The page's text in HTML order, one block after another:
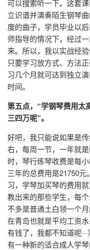
可以搜索听一下。这套
立识谱并演奏陌生钢琴
度的曲子，学员毕业以
师指导的情况下，经过
来。所以，我以实战经
只要学习放方式、方法
习几个月就可达到独立
时间。
第五点，“学钢琴费用太
三四万呢”。
好吧，我只能说如果是
右，每周一节，一年就
时，琴行练琴收费是每
三年的总费用是21750
习，学琴加买琴的费用
教出来的那些学生，每
不多是普通土白领一个
在青岛也就是平均工资
有钱了，我都不知道呢
有一种新的适合成人学